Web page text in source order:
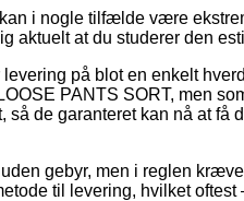
i nogle tilfælde være
aktuelt at du studerer den
på blot en enkelt
PANTS SORT, men
så de garanteret kan nå at få
gebyr, men i reglen
til levering, hvilket